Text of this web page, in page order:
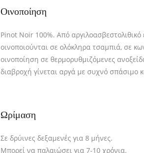
Οινοποίηση
Pinot Noir 100%. Από
οινοποιούνται σε ολόκληρα τσαμπιά, σε
οινοποίηση σε θερμορυθμιζόμενες
διαβροχή γίνεται αργά με συχνό σπάσιμο
Ωρίμαση
Σε δρύινες δεξαμενές για 8 μήνες.
Μπορεί να παλαιώσει για 7-10 χρόνια.